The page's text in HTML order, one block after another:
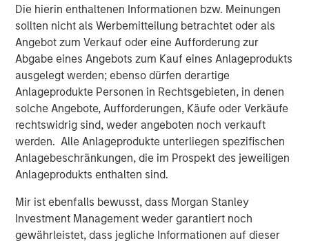
Die hierin enthaltenen Informationen bzw. Meinungen
sollten nicht als Werbemitteilung betrachtet oder als
Angebot zum Verkauf oder eine Aufforderung zur
Abgabe eines Angebots zum Kauf eines Anlageprodukts
ausgelegt werden; ebenso dürfen derartige
Anlageprodukte Personen in Rechtsgebieten, in denen
solche Angebote, Aufforderungen, Käufe oder Verkäufe
rechtswidrig sind, weder angeboten noch verkauft
werden. Alle Anlageprodukte unterliegen spezifischen
Anlagebeschränkungen, die im Prospekt des jeweiligen
Anlageprodukts enthalten sind.
Mir ist ebenfalls bewusst, dass Morgan Stanley
Investment Management weder garantiert noch
gewährleistet, dass jegliche Informationen auf dieser
senior housing since the sector was dislocated during the
COVID-19 pandemic and today have an ownership
interest in approximately 30 senior living communities
across the United States with nearly 3,000 independent
living, assisted living and memory care units.
JLL Capital Markets advised the sellers on the transaction
and secured Freddie Mac acquisition financing for MSREI.
About Brightview
Brightview Senior Living builds, owns, and operates over
eight states along the East Coast: Connecticut, Maryland,
Massachusetts, New Jersey, New York, Pennsylvania,